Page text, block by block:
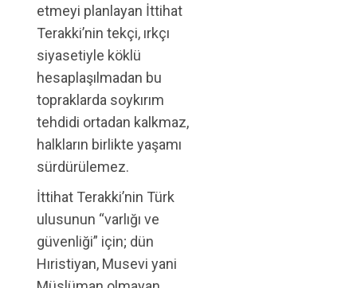
etmeyi planlayan İttihat
Terakki’nin tekçi, ırkçı
siyasetiyle köklü
hesaplaşılmadan bu
topraklarda soykırım
tehdidi ortadan kalkmaz,
halkların birlikte yaşamı
sürdürülemez.
İttihat Terakki’nin Türk
ulusunun “varlığı ve
güvenliği” için; dün
Hıristiyan, Musevi yani